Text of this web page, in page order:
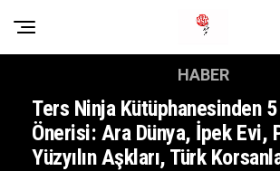
HABER
Ters Ninja Kütüphanesinden
Önerisi: Ara Dünya, İpek Evi,
Yüzyılın Aşkları, Türk